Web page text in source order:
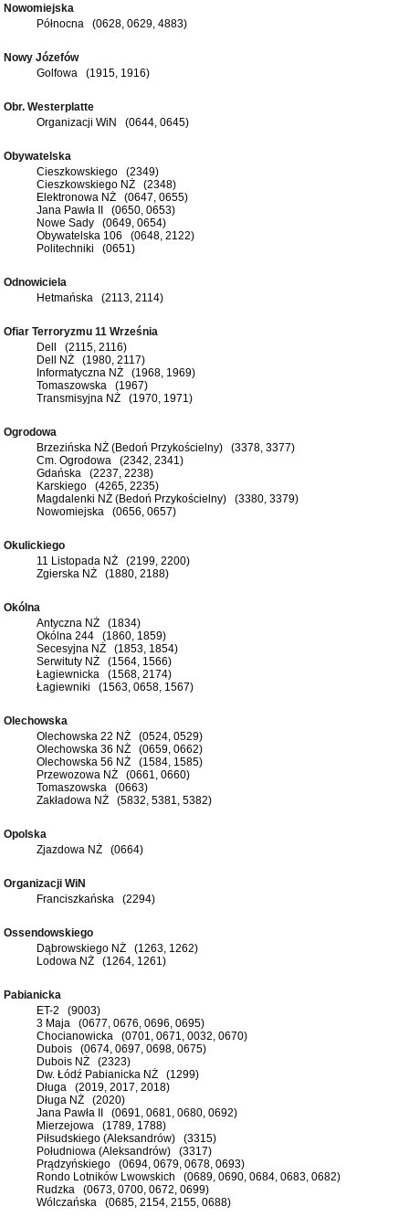
Nowomiejska
Północna (0628, 0629, 4883)
Nowy Józefów
Golfowa (1915, 1916)
Obr. Westerplatte
Organizacji WiN (0644, 0645)
Obywatelska
Cieszkowskiego (2349)
Cieszkowskiego NŻ (2348)
Elektronowa NŻ (0647, 0655)
Jana Pawła II (0650, 0653)
Nowe Sady (0649, 0654)
Obywatelska 106 (0648, 2122)
Politechniki (0651)
Odnowiciela
Hetmańska (2113, 2114)
Ofiar Terroryzmu 11 Września
Dell (2115, 2116)
Dell NŻ (1980, 2117)
Informatyczna NŻ (1968, 1969)
Tomaszowska (1967)
Transmisyjna NŻ (1970, 1971)
Ogrodowa
Brzezińska NŻ (Bedoń Przykościelny) (3378, 3377)
Cm. Ogrodowa (2342, 2341)
Gdańska (2237, 2238)
Karskiego (4265, 2235)
Magdalenki NŻ (Bedoń Przykościelny) (3380, 3379)
Nowomiejska (0656, 0657)
Okulickiego
11 Listopada NŻ (2199, 2200)
Zgierska NŻ (1880, 2188)
Okólna
Antyczna NŻ (1834)
Okólna 244 (1860, 1859)
Secesyjna NŻ (1853, 1854)
Serwituty NŻ (1564, 1566)
Łagiewnicka (1568, 2174)
Łagiewniki (1563, 0658, 1567)
Olechowska
Olechowska 22 NŻ (0524, 0529)
Olechowska 36 NŻ (0659, 0662)
Olechowska 56 NŻ (1584, 1585)
Przewozowa NŻ (0661, 0660)
Tomaszowska (0663)
Zakładowa NŻ (5832, 5381, 5382)
Opolska
Zjazdowa NŻ (0664)
Organizacji WiN
Franciszkańska (2294)
Ossendowskiego
Dąbrowskiego NŻ (1263, 1262)
Lodowa NŻ (1264, 1261)
Pabianicka
ET-2 (9003)
3 Maja (0677, 0676, 0696, 0695)
Chocianowicka (0701, 0671, 0032, 0670)
Dubois (0674, 0697, 0698, 0675)
Dubois NŻ (2323)
Dw. Łódź Pabianicka NŻ (1299)
Długa (2019, 2017, 2018)
Długa NŻ (2020)
Jana Pawła II (0691, 0681, 0680, 0692)
Mierzejowa (1789, 1788)
Piłsudskiego (Aleksandrów) (3315)
Południowa (Aleksandrów) (3317)
Prądzyńskiego (0694, 0679, 0678, 0693)
Rondo Lotników Lwowskich (0689, 0690, 0684, 0683, 0682)
Rudzka (0673, 0700, 0672, 0699)
Wólczańska (0685, 2154, 2155, 0688)